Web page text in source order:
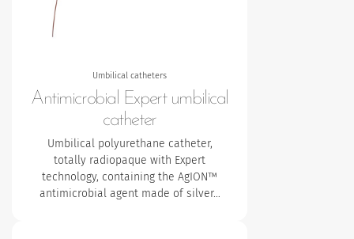
Umbilical catheters
Antimicrobial Expert umbilical
catheter
Umbilical polyurethane catheter,
totally radiopaque with Expert
technology, containing the AgION™
antimicrobial agent made of silver…